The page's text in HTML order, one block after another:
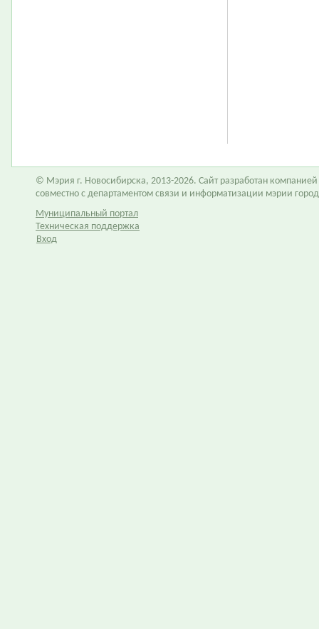
© Мэрия г. Новосибирска, 2013-2026. Сайт разработан компанией
совместно с департаментом связи и информатизации мэрии
Муниципальный портал
Техническая поддержка
Вход